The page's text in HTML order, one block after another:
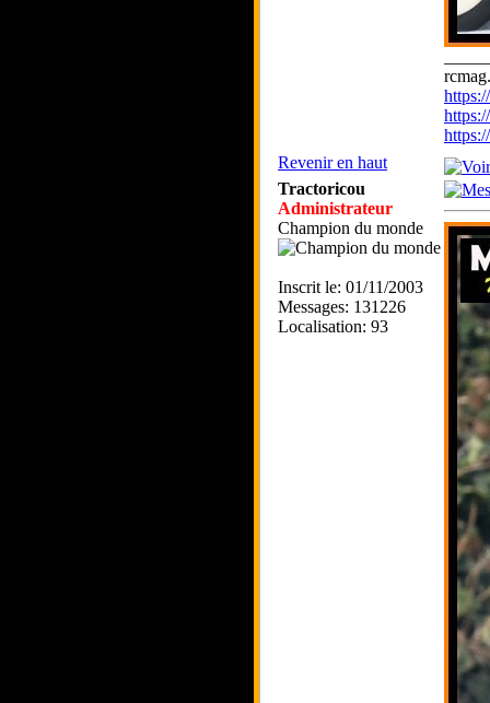
Revenir en haut
Tractoricou
Administrateur
Champion du monde
Inscrit le: 01/11/2003
Messages: 131226
Localisation: 93